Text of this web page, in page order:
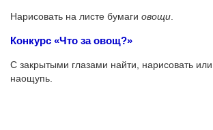
Нарисовать на листе бумаги овощи
Конкурс «Что за овощ?»
С закрытыми глазами найти, нарисовать
наощупь.